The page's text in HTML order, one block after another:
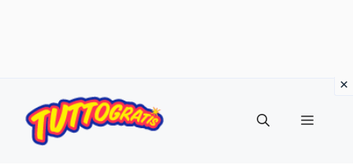
contenuto
Menu